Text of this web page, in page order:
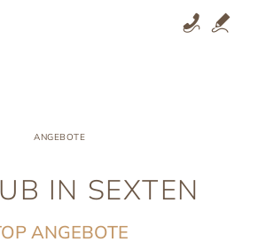
ANGEBOTE
IN SEXTEN
ANGEBOTE